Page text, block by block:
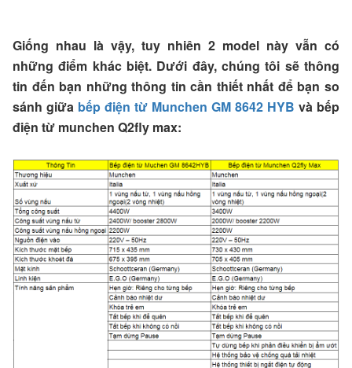
Giống nhau là vậy, tuy nhiên 2 model này vẫn có
những điểm khác biệt. Dưới đây, chúng tôi sẽ thông
tin đến bạn những thông tin cần thiết nhất để bạn so
sánh giữa bếp điện từ Munchen GM 8642 HYB và bếp
điện từ munchen Q2fly max: